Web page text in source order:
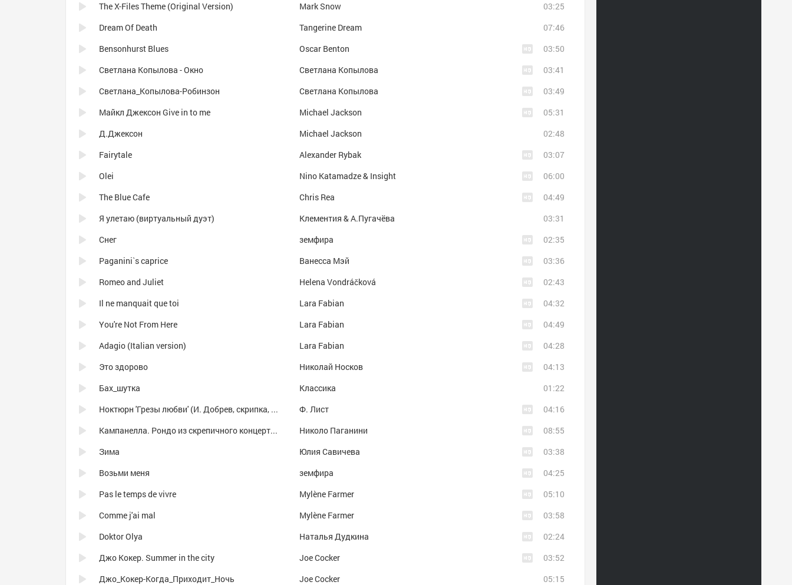
The X-Files Theme (Original Version)
Mark Snow
03:25
Dream Of Death
Tangerine Dream
07:46
Bensonhurst Blues
Oscar Benton
03:50
Светлана Копылова - Окно
Светлана Копылова
03:41
Светлана_Копылова-Робинзон
Светлана Копылова
03:49
Майкл Джексон Give in to me
Michael Jackson
05:31
Д.Джексон
Michael Jackson
02:48
Fairytale
Alexander Rybak
03:07
Olei
Nino Katamadze & Insight
06:00
The Blue Cafe
Chris Rea
04:49
Я улетаю (виртуальный дуэт)
Клементия & А.Пугачёва
03:31
Снег
земфира
02:35
Paganini`s caprice
Ванесса Мэй
03:36
Romeo and Juliet
Helena Vondráčková
02:43
Il ne manquait que toi
Lara Fabian
04:32
You're Not From Here
Lara Fabian
04:49
Adagio (Italian version)
Lara Fabian
04:28
Это здорово
Николай Носков
04:13
Бах_шутка
Классика
01:22
Ноктюрн 'Грезы любви' (И. Добрев, скрипка, в сопр. оркестра)
Ф. Лист
04:16
Кампанелла. Рондо из скрепичного концерта № 2
Николо Паганини
08:55
Зима
Юлия Савичева
03:38
Возьми меня
земфира
04:25
Pas le temps de vivre
Mylène Farmer
05:10
Comme j'ai mal
Mylène Farmer
03:58
Doktor Olya
Наталья Дудкина
02:24
Джо Кокер. Summer in the city
Joe Cocker
03:52
Джо_Кокер-Когда_Приходит_Ночь
Joe Cocker
05:15